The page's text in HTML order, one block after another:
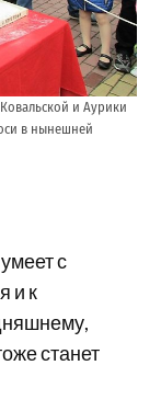
и Аурики
в нынешней
с
и к
станет